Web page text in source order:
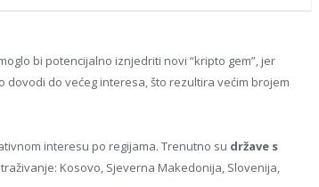
bi potencijalno iznjedriti novi “kripto gem”, jer
do većeg interesa, što rezultira većim brojem
interesu po regijama. Trenutno su države s
Kosovo, Sjeverna Makedonija, Slovenija,